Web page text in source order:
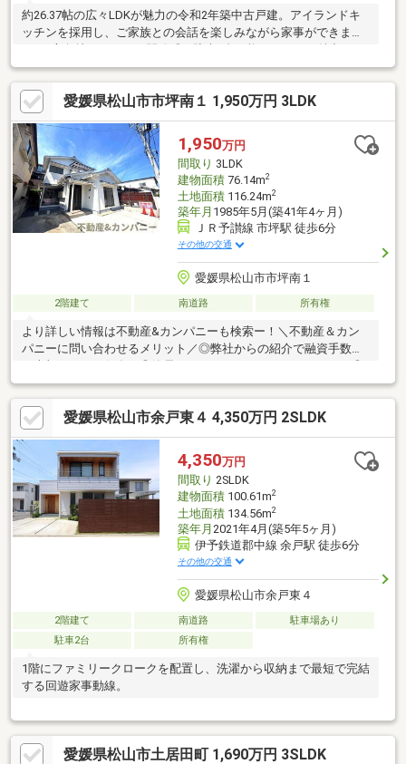
約26.37帖の広々LDKが魅力の令和2年築中古戸建。アイランドキ
ッチンを採用し、ご家族との会話を楽しみながら家事ができま
す。たちばな小学校徒歩6分、バス停徒歩6分で通学・通勤にも便
利。住宅ローンのご相談や資金計画のご提案も承っております。
愛媛県松山市市坪南１ 1,950万円 3LDK
1,950万円
間取り 3LDK
建物面積76.14m2
土地面積116.24m2
築年月 1985年5月(築41年4ヶ月)
ＪＲ予讃線 市坪駅 徒歩6分
その他の交通
愛媛県松山市市坪南１
2階建て 南道路 所有権
より詳しい情報は不動産&カンパニーも検索ー！＼不動産＆カン
パニーに問い合わせるメリット／◎弊社からの紹介で融資手数料
追加工事の提案と価格に自信があります！◎金額的に最小限で済
む買い方教えます！◎他社掲載の物件も含んでご案内ツアー可
能！物件を比較できます！◎楽しい！ってよく言われます(^^)/弊
社のHPにも書ききれない情報公開しておりますので、詳しくはそ
ちらもご覧ください
愛媛県松山市余戸東４ 4,350万円 2SLDK
4,350万円
間取り 2SLDK
建物面積100.61m2
土地面積134.56m2
築年月 2021年4月(築5年5ヶ月)
伊予鉄道郡中線 余戸駅 徒歩6分
その他の交通
愛媛県松山市余戸東４
2階建て 南道路
駐車場あり
駐車2台
所有権
1階にファミリークロークを配置し、洗濯から収納まで最短で完結
する回遊家事動線。
愛媛県松山市土居田町 1,690万円 3SLDK